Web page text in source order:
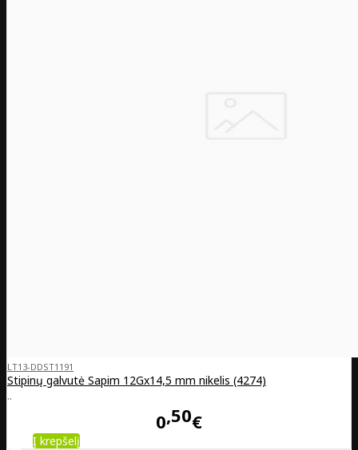
LT13-DDST1191
Stipinų galvutė Sapim 12Gx14,5 mm nikelis (4274)
..
0 50€
Į krepšelį